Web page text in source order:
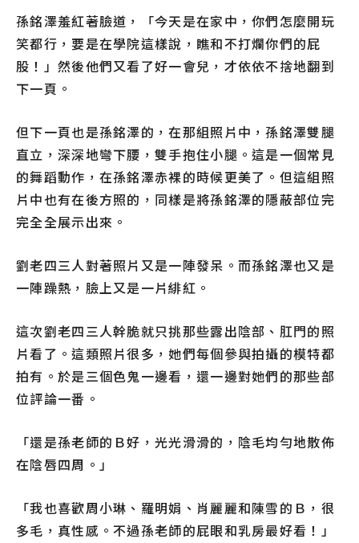
孫銘澤羞紅著臉道，「今天是在家中，你們怎麼開玩
笑都行，要是在學院這樣說，瞧和不打爛你們的屁
股！」然後他們又看了好一會兒，才依依不捨地翻到
下一頁。
但下一頁也是孫銘澤的，在那組照片中，孫銘澤雙腿
直立，深深地彎下腰，雙手抱住小腿。這是一個常見
的舞蹈動作，在孫銘澤赤裸的時候更美了。但這組照
片中也有在後方照的，同樣是將孫銘澤的隱蔽部位完
完全全展示出來。
劉老四三人對著照片又是一陣發呆。而孫銘澤也又是
一陣躁熱，臉上又是一片緋紅。
這次劉老四三人幹脆就只挑那些露出陰部、肛門的照
片看了。這類照片很多，她們每個參與拍攝的模特都
拍有。於是三個色鬼一邊看，還一邊對她們的那些部
位評論一番。
「還是孫老師的Ｂ好，光光滑滑的，陰毛均勻地散佈
在陰唇四周。」
「我也喜歡周小琳、羅明娟、肖麗麗和陳雪的Ｂ，很
多毛，真性感。不過孫老師的屁眼和乳房最好看！」